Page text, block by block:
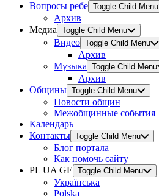
Вопросы ребе Toggle Child Menu
Архив
Медиа Toggle Child Menu
Видео Toggle Child Menu
Архив
Музыка Toggle Child Menu
Архив
Общины Toggle Child Menu
Новости общин
Межобщинные события
Календарь
Контакты Toggle Child Menu
Блог портала
Как помочь сайту
PL UA GE Toggle Child Menu
Українська
Polska